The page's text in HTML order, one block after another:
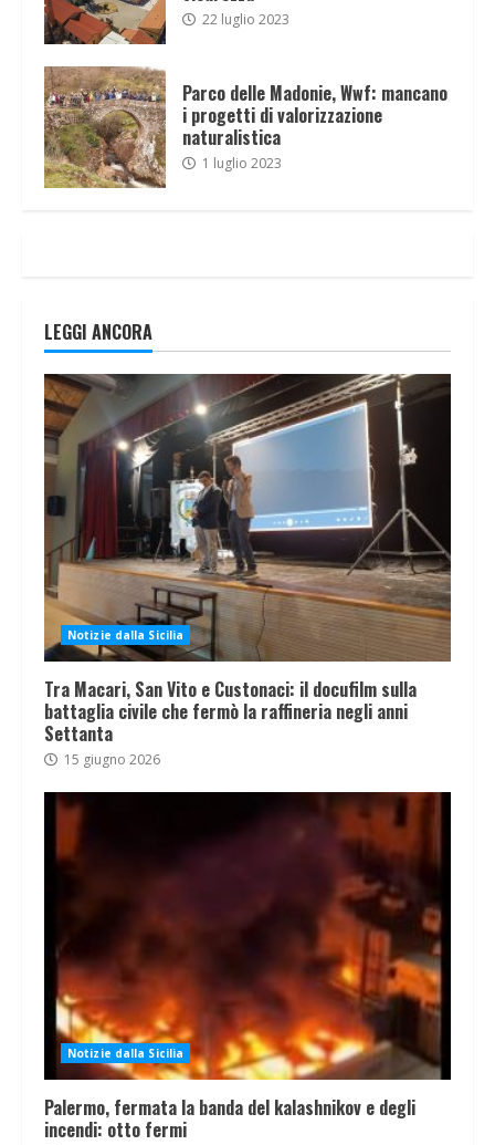
22 luglio 2023
Parco delle Madonie, Wwf: mancano
i progetti di valorizzazione
naturalistica
1 luglio 2023
LEGGI ANCORA
Notizie dalla Sicilia
Tra Macari, San Vito e Custonaci: il docufilm sulla
battaglia civile che fermò la raffineria negli anni
Settanta
15 giugno 2026
Notizie dalla Sicilia
Palermo, fermata la banda del kalashnikov e degli
incendi: otto fermi